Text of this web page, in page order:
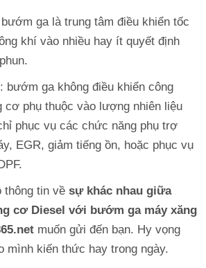
ga là trung tâm điều khiển tốc
khí vào nhiều hay ít quyết định
bướm ga không điều khiển công
cơ phụ thuộc vào lượng nhiên liệu
phục vụ các chức năng phụ trợ
EGR, giảm tiếng ồn, hoặc phục vụ
thông tin về sự khác nhau giữa
cơ Diesel với bướm ga máy xăng
muốn gửi đến bạn. Hy vọng
mình kiến thức hay trong ngày.